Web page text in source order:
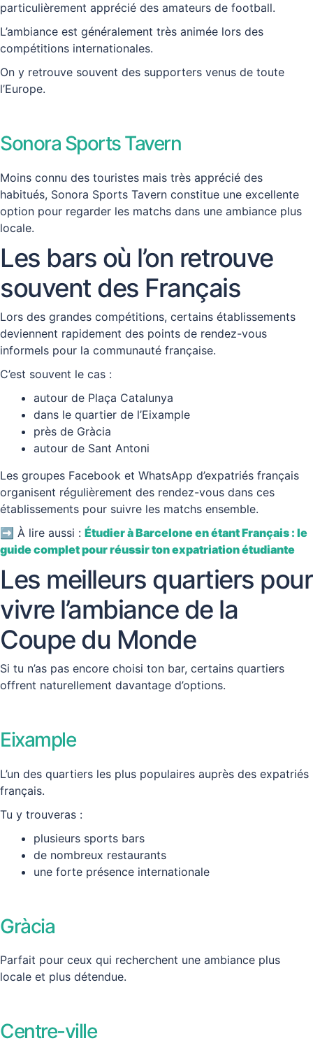
particulièrement apprécié des amateurs de football.
L’ambiance est généralement très animée lors des
compétitions internationales.
On y retrouve souvent des supporters venus de toute
l’Europe.
Sonora Sports Tavern
Moins connu des touristes mais très apprécié des
habitués, Sonora Sports Tavern constitue une excellente
option pour regarder les matchs dans une ambiance plus
locale.
Les bars où l’on retrouve
souvent des Français
Lors des grandes compétitions, certains établissements
deviennent rapidement des points de rendez-vous
informels pour la communauté française.
C’est souvent le cas :
autour de Plaça Catalunya
dans le quartier de l’Eixample
près de Gràcia
autour de Sant Antoni
Les groupes Facebook et WhatsApp d’expatriés français
organisent régulièrement des rendez-vous dans ces
établissements pour suivre les matchs ensemble.
➡️ À lire aussi : Étudier à Barcelone en étant Français : le
guide complet pour réussir ton expatriation étudiante
Les meilleurs quartiers pour
vivre l’ambiance de la
Coupe du Monde
Si tu n’as pas encore choisi ton bar, certains quartiers
offrent naturellement davantage d’options.
Eixample
L’un des quartiers les plus populaires auprès des expatriés
français.
Tu y trouveras :
plusieurs sports bars
de nombreux restaurants
une forte présence internationale
Gràcia
Parfait pour ceux qui recherchent une ambiance plus
locale et plus détendue.
Centre-ville